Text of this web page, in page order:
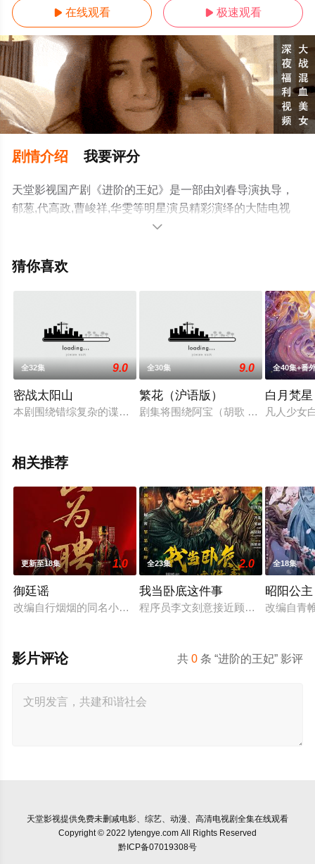
 在线观看  极速观看
剧情介绍 我要评分
天堂影视国产剧《进阶的王妃》是一部由刘春导演执导，
郁葱,代高政,曹峻祥,华雯等明星演员精彩演绎的大陆电视
剧，大结局剧情已揭晓（全22集），手机免费观看高清无
移步至豆瓣电视剧、电视猫或剧情网等平台了解。

猜你喜欢
全32集 9.0
密战太阳山
本剧围绕错综复杂的谍报较量以及游击队与老百姓出生入死、顽
全30集 9.0
繁花（沪语版）
剧集将围绕阿宝（胡歌 饰）展开，
全40集+番
白月梵星
凡人少女
相关推荐
更新至18集 1.0
御廷谣
改编自行烟烟的同名小说。孟廷辉，大平王朝有史以来个以女子
全23集 2.0
我当卧底这件事
程序员李文刻意接近顾婷，利用顾炎
全18集
昭阳公主
改编自青
共0 条 “进阶的王妃” 影评
影片评论
天堂影视提供免费未删减电影、综艺、动漫、高清电视剧全集在线观看
Copyright © 2022 lytengye.com All Rights Reserved
黔ICP备07019308号